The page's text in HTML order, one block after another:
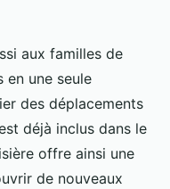
aux familles de
en une seule
des déplacements
déjà inclus dans le
offre ainsi une
de nouveaux